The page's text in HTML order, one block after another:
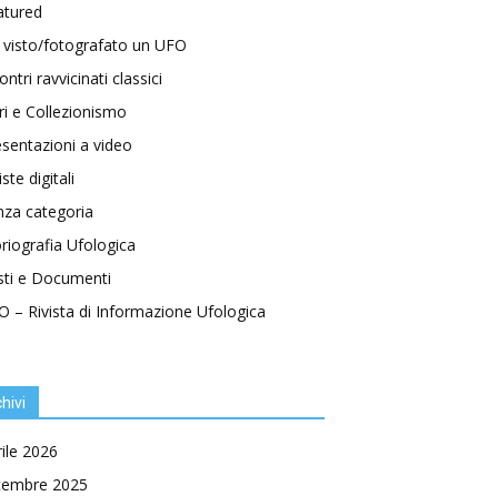
visto/fotografato un UFO
ravvicinati classici
e Collezionismo
a video
digitali
categoria
Ufologica
e Documenti
– Rivista di Informazione Ufologica
2026
2025